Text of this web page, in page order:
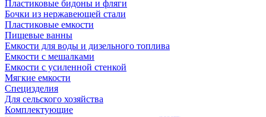
Пластиковые бидоны и фляги
Бочки из нержавеющей стали
Пластиковые емкости
Пищевые ванны
Емкости для воды и дизельного топлива
Емкости с мешалками
Емкости с усиленной стенкой
Мягкие емкости
Специзделия
Для сельского хозяйства
Комплектующие